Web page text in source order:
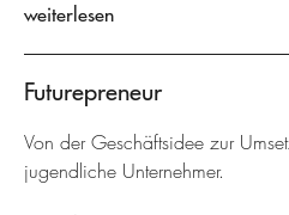
weiterlesen
Futurepreneur
Von der Geschäftsidee zur
jugendliche Unternehmer.